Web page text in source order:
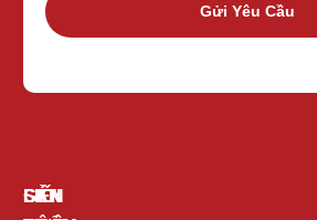
Gửi Yêu Cầu
GIỚI
SẢN
LIÊN